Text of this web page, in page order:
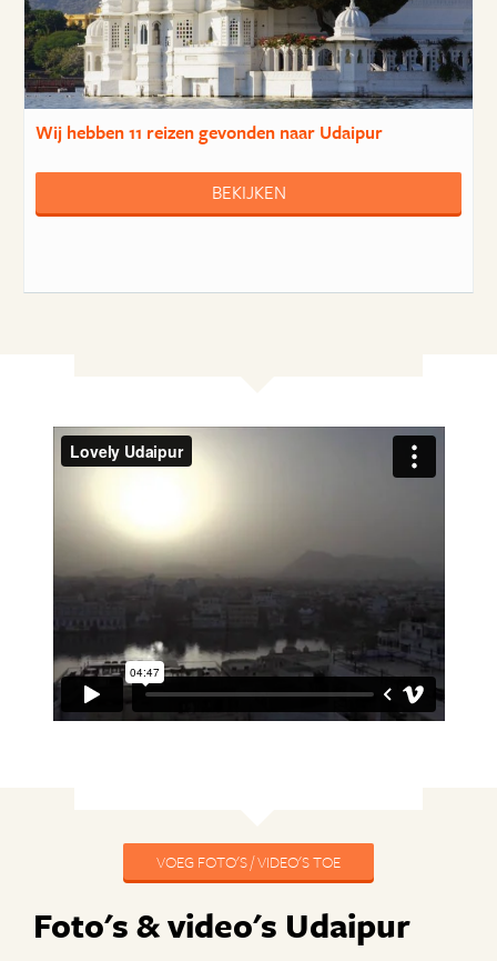
Wij hebben11 reizengevonden naar Udaipur
BEKIJKEN
VOEG FOTO'S / VIDEO'S TOE
Foto's & video's Udaipur